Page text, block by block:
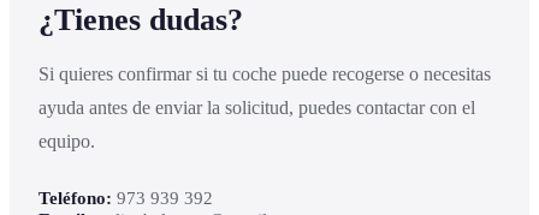
¿Tienes dudas?
Si quieres confirmar si tu coche puede recogerse o necesitas
ayuda antes de enviar la solicitud, puedes contactar con el
equipo.
Teléfono: 973 939 392